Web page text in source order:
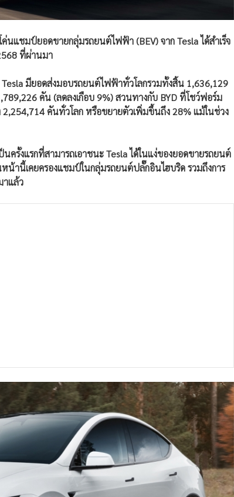
แชมป์ยอดขายกลุ่มรถยนต์ไฟฟ้า (BEV) จาก Tesla ได้สำเร็จ
ที่ผ่านมา
มียอดส่งมอบรถยนต์ไฟฟ้าทั่วโลกรวมทั้งสิ้น 1,636,129
คัน (ลดลงเกือบ 9%) สวนทางกับ BYD ที่โชว์ฟอร์ม
คันทั่วโลก หรือขยายตัวเพิ่มขึ้นถึง 28% แม้ในช่วง
ครั้งแรกที่สามารถเอาชนะ Tesla ได้ในแง่ของยอดขายรถยนต์
านี้เคยครองแชมป์ในกลุ่มรถยนต์ปลั๊กอินไฮบริด รวมถึงการ
าแล้ว